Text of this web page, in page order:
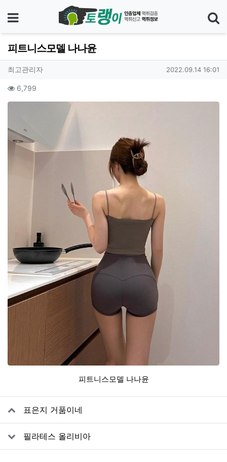
메뉴
피트니스모델 나나윤
작성자 정보
최고관리자작성 작성일
2022.09.14 16:01
컨텐츠 정보
6,799
피트니스모델 나나윤
관련자료
표은지 거품이네
필라테스 올리비아